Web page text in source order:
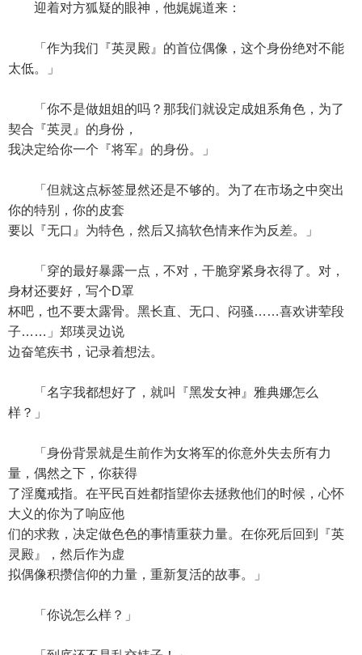
迎着对方狐疑的眼神，他娓娓道来：
「作为我们『英灵殿』的首位偶像，这个身份绝对不能
太低。」
「你不是做姐姐的吗？那我们就设定成姐系角色，为了
契合『英灵』的身份，
我决定给你一个『将军』的身份。」
「但就这点标签显然还是不够的。为了在市场之中突出
你的特别，你的皮套
要以『无口』为特色，然后又搞软色情来作为反差。」
「穿的最好暴露一点，不对，干脆穿紧身衣得了。对，
身材还要好，写个D罩
杯吧，也不要太露骨。黑长直、无口、闷骚……喜欢讲荤段
子……」郑瑛灵边说
边奋笔疾书，记录着想法。
「名字我都想好了，就叫『黑发女神』雅典娜怎么
样？」
「身份背景就是生前作为女将军的你意外失去所有力
量，偶然之下，你获得
了淫魔戒指。在平民百姓都指望你去拯救他们的时候，心怀
大义的你为了响应他
们的求救，决定做色色的事情重获力量。在你死后回到『英
灵殿』，然后作为虚
拟偶像积攒信仰的力量，重新复活的故事。」
「你说怎么样？」